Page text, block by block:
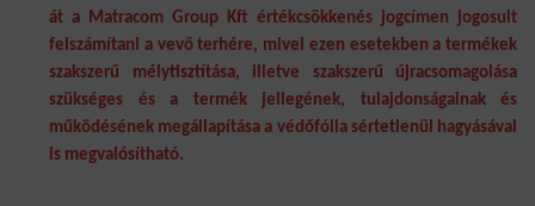
át a Matracom Group Kft értékcsökkenés jogcímen jogosult
felszámítani a vevő terhére, mivel ezen esetekben a termékek
szakszerű mélytisztítása, illetve szakszerű újracsomagolása
szükséges és a termék jellegének, tulajdonságainak és
működésének megállapítása a védőfólia sértetlenül hagyásával
is megvalósítható.